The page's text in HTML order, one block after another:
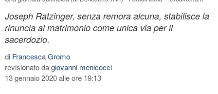
Joseph Ratzinger, senza remora alcuna, stabilisce la
rinuncia al matrimonio come unica via per il
sacerdozio.
di Francesca Gromo
revisionato dagiovanni menicocci
13 gennaio 2020 alle ore 19:13